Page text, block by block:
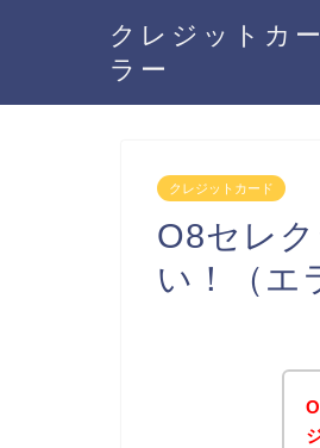
クレジットカ
ラー
クレジットカード
O8セレ
い！（エ